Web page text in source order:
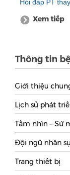
Hỏi đáp PT
Xem tiếp
Thông tin
Giới thiệu
Lịch sử phát
Tầm nhìn – Sứ
Đội ngũ nhân
Trang thiết bị